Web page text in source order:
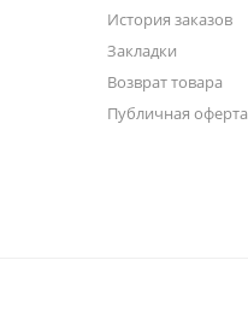
История заказов
Закладки
Возврат товара
Публичная оферта